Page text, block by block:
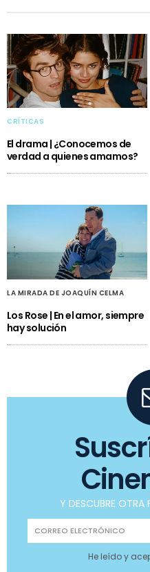
CRÍTICAS
El drama | ¿Conocemos de
verdad a quienes amamos?
LA MIRADA DE JOAQUÍN CELMA
Los Rose | En el amor, siempre
hay solución
Y DESCUBRE OTRA
He leído y